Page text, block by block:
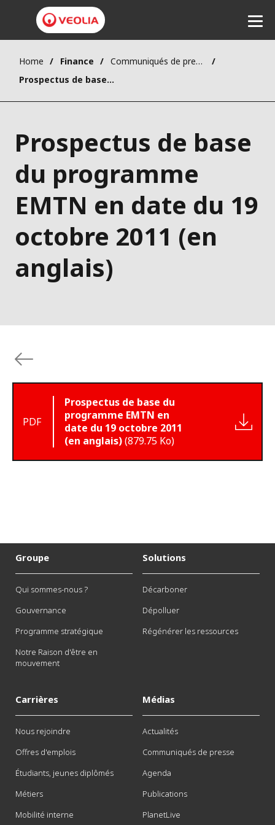
Home Finance
Communiqués de presse
Prospectus de base du programme EMTN en date du 19 octobre 2011 (en anglais)
Prospectus de base
du programme
EMTN en date du 19
octobre 2011 (en
anglais)
PDF
Prospectus de base du
programme EMTN en
date du 19 octobre 2011
(en anglais)(879.75 Ko)
Groupe
Qui sommes-nous ?
Gouvernance
Programme stratégique
Notre Raison d'être en
mouvement
Solutions
Décarboner
Dépolluer
Régénérer les ressources
Carrières
Nous rejoindre
Offres d'emplois
Étudiants, jeunes diplômés
Métiers
Mobilité interne
Médias
Actualités
Communiqués de presse
Agenda
Publications
PlanetLive